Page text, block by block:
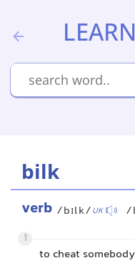
bilk
verb /bɪlk/UK /
1
to cheat